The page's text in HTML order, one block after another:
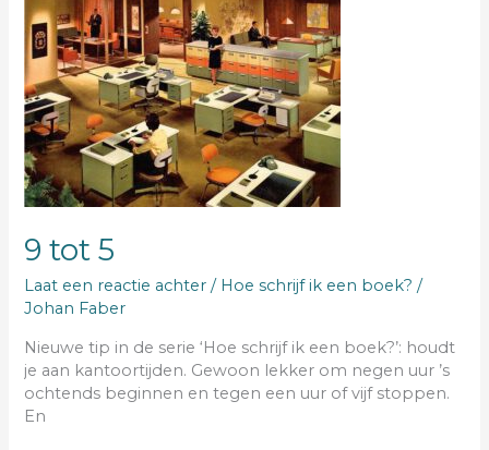
9 tot 5
Laat een reactie achter / Hoe schrijf ik een boek? /
Johan Faber
Nieuwe tip in de serie ‘Hoe schrijf ik een boek?’: houdt
je aan kantoortijden. Gewoon lekker om negen uur ’s
ochtends beginnen en tegen een uur of vijf stoppen.
En
tot
5